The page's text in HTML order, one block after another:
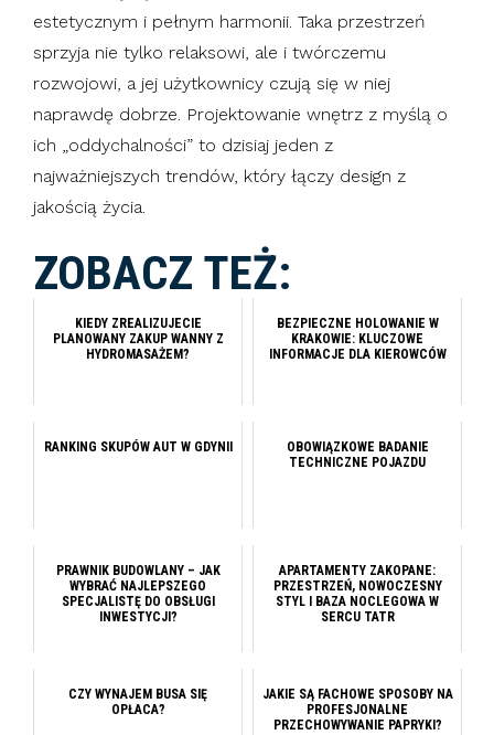
estetycznym i pełnym harmonii. Taka przestrzeń
sprzyja nie tylko relaksowi, ale i twórczemu
rozwojowi, a jej użytkownicy czują się w niej
naprawdę dobrze. Projektowanie wnętrz z myślą o
ich „oddychalności” to dzisiaj jeden z
najważniejszych trendów, który łączy design z
jakością życia.
ZOBACZ TEŻ:
KIEDY ZREALIZUJECIE
PLANOWANY ZAKUP WANNY Z
HYDROMASAŻEM?
BEZPIECZNE HOLOWANIE W
KRAKOWIE: KLUCZOWE
INFORMACJE DLA KIEROWCÓW
RANKING SKUPÓW AUT W GDYNII
OBOWIĄZKOWE BADANIE
TECHNICZNE POJAZDU
PRAWNIK BUDOWLANY – JAK
WYBRAĆ NAJLEPSZEGO
SPECJALISTĘ DO OBSŁUGI
INWESTYCJI?
APARTAMENTY ZAKOPANE:
PRZESTRZEŃ, NOWOCZESNY
STYL I BAZA NOCLEGOWA W
SERCU TATR
CZY WYNAJEM BUSA SIĘ
OPŁACA?
JAKIE SĄ FACHOWE SPOSOBY NA
PROFESJONALNE
PRZECHOWYWANIE PAPRYKI?